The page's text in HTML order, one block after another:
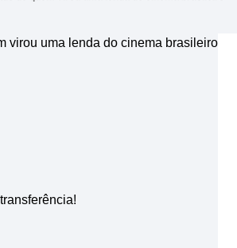
virou uma lenda do cinema brasileiro